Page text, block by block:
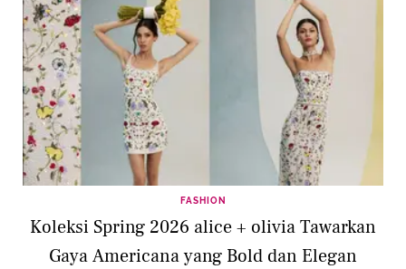
FASHION
Koleksi Spring 2026 alice + olivia Tawarkan
Gaya Americana yang Bold dan Elegan